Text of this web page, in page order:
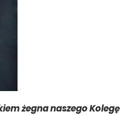
żegna naszego Kolegę